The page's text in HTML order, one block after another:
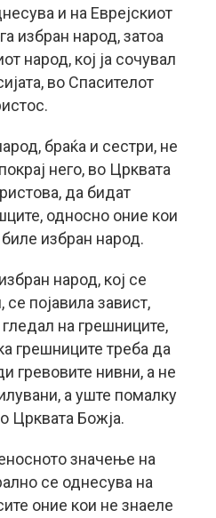
и на Еврејскиот
избран народ, затоа
народ, кој ја сочувал
во Спасителот
браќа и сестри, не
него, во Црквата
да бидат
односно оние кои
избран народ.
народ, кој се
појавила завист,
гледал на грешниците,
грешниците треба да
гревовите нивни, а не
а уште помалку
Црквата Божја.
значење на
се однесува на
оние кои не знаеле